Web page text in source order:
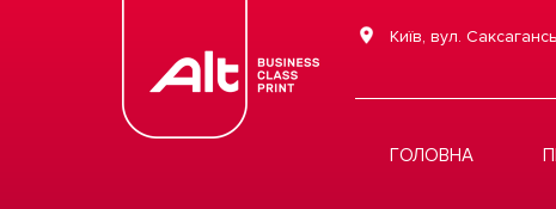
Київ, вул.
ГОЛОВНА